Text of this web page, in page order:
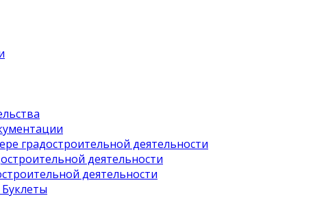
градостроительной деятельности
деятельности
деятельности